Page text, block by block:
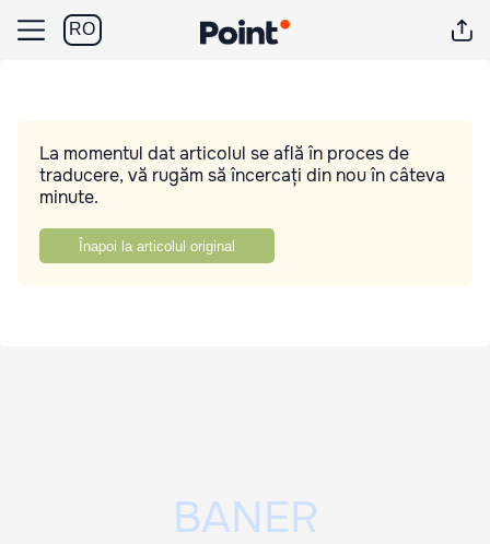
RO
La momentul dat articolul se află în proces de
traducere, vă rugăm să încercați din nou în câteva
minute.
Înapoi la articolul original